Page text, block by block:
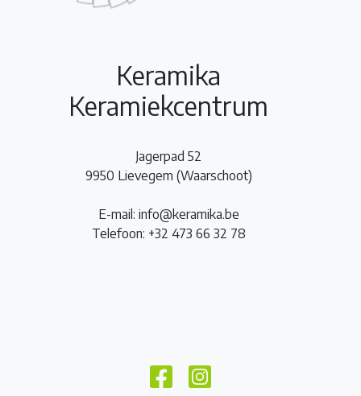
Keramika
Keramiekcentrum
Jagerpad 52
9950 Lievegem (Waarschoot)
E-mail: info@keramika.be
Telefoon: +32 473 66 32 78